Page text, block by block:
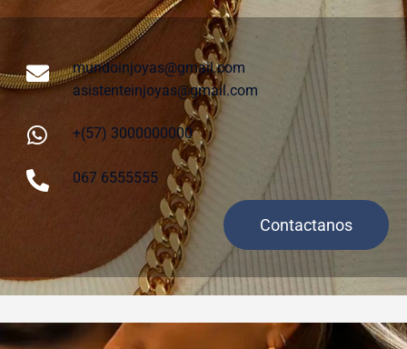
mundoinjoyas@gmail.com
asistenteinjoyas@gmail.com
+(57) 3000000000
067 6555555
Contactanos